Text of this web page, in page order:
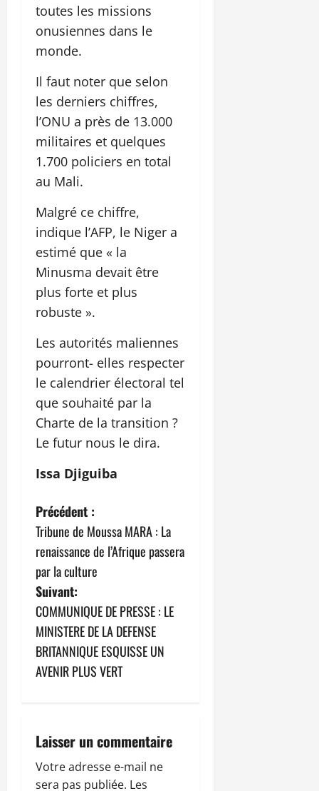
toutes les missions
onusiennes dans le
monde.
Il faut noter que selon
les derniers chiffres,
l’ONU a près de 13.000
militaires et quelques
1.700 policiers en total
au Mali.
Malgré ce chiffre,
indique l’AFP, le Niger a
estimé que « la
Minusma devait être
plus forte et plus
robuste ».
Les autorités maliennes
pourront- elles respecter
le calendrier électoral tel
que souhaité par la
Charte de la transition ?
Le futur nous le dira.
Issa Djiguiba
N
a
v
i
g
a
o
Précédent :
Tribune de Moussa MARA : La
renaissance de l’Afrique passera
par la culture
Suivant:
COMMUNIQUE DE PRESSE : LE
MINISTERE DE LA DEFENSE
BRITANNIQUE ESQUISSE UN
AVENIR PLUS VERT
Laisser un commentaire
Votre adresse e-mail ne
sera pas publiée. Les